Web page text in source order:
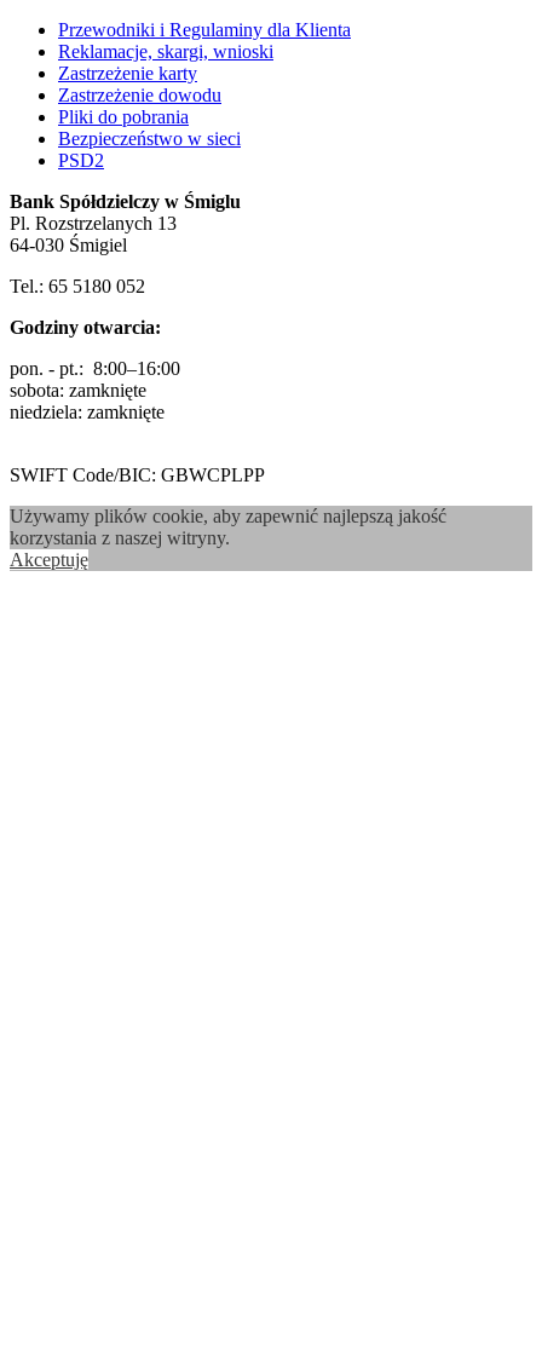
Przewodniki i Regulaminy dla Klienta
Reklamacje, skargi, wnioski
Zastrzeżenie karty
Zastrzeżenie dowodu
Pliki do pobrania
Bezpieczeństwo w sieci
PSD2
Bank Spółdzielczy w Śmiglu
Pl. Rozstrzelanych 13
64-030 Śmigiel
Tel.: 65 5180 052
Godziny otwarcia:
pon. - pt.: 8:00–16:00
sobota: zamknięte
niedziela: zamknięte
SWIFT Code/BIC: GBWCPLPP
Używamy plików cookie, aby zapewnić najlepszą jakość
korzystania z naszej witryny.
Akceptuję